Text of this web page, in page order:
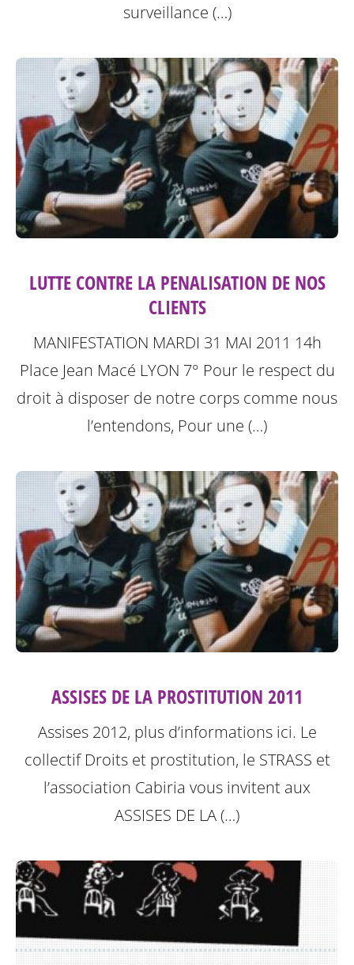
surveillance (…)
LUTTE CONTRE LA PENALISATION DE NOS
CLIENTS
MANIFESTATION MARDI 31 MAI 2011 14h
Place Jean Macé LYON 7° Pour le respect du
droit à disposer de notre corps comme nous
l’entendons, Pour une (…)
ASSISES DE LA PROSTITUTION 2011
Assises 2012, plus d’informations ici. Le
collectif Droits et prostitution, le STRASS et
l’association Cabiria vous invitent aux
ASSISES DE LA (…)